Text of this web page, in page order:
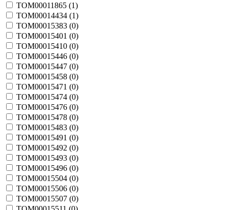
TOM00011865 (1)
TOM00014434 (1)
TOM00015383 (0)
TOM00015401 (0)
TOM00015410 (0)
TOM00015446 (0)
TOM00015447 (0)
TOM00015458 (0)
TOM00015471 (0)
TOM00015474 (0)
TOM00015476 (0)
TOM00015478 (0)
TOM00015483 (0)
TOM00015491 (0)
TOM00015492 (0)
TOM00015493 (0)
TOM00015496 (0)
TOM00015504 (0)
TOM00015506 (0)
TOM00015507 (0)